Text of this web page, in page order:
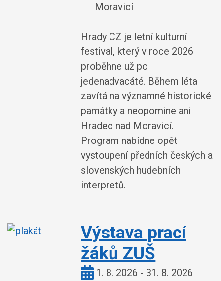
Moravicí
Hrady CZ je letní kulturní
festival, který v roce 2026
proběhne už po
jedenadvacáté. Během léta
zavítá na významné historické
památky a neopomine ani
Hradec nad Moravicí.
Program nabídne opět
vystoupení předních českých a
slovenských hudebních
interpretů.
Výstava prací
žáků ZUŠ
Kdy:1. 8. 2026 - 31. 8. 2026